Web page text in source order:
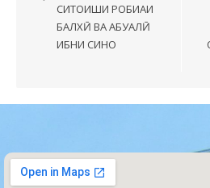
СИТОИШИ РОБИАИ
БАЛХӢ ВА АБУАЛӢ
ИБНИ СИНО